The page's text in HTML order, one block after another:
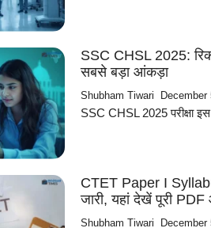
SSC CHSL 2025:
सबसे बड़ा आंकड़ा
Shubham Tiwari December
SSC CHSL 2025 परीक्षा
CTET Paper I
जारी, यहां देखें पूरी PDF
Shubham Tiwari December